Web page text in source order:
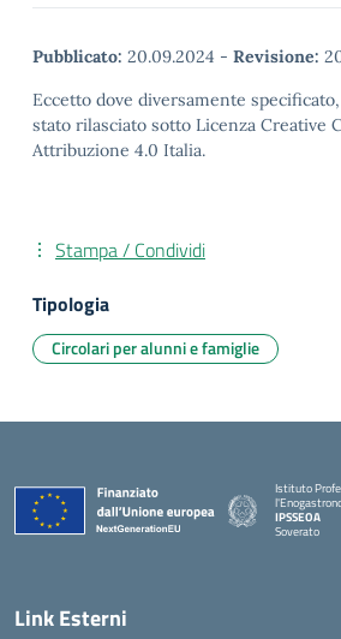
Pubblicato: 20.09.2024 - Revisione:
Eccetto dove diversamente
stato rilasciato sotto Licenza Creative
Attribuzione 4.0 Italia.
Stampa / Condividi
Tipologia
Circolari per alunni e famiglie
Istituto
IPSSEOA
Soverato
Link Esterni